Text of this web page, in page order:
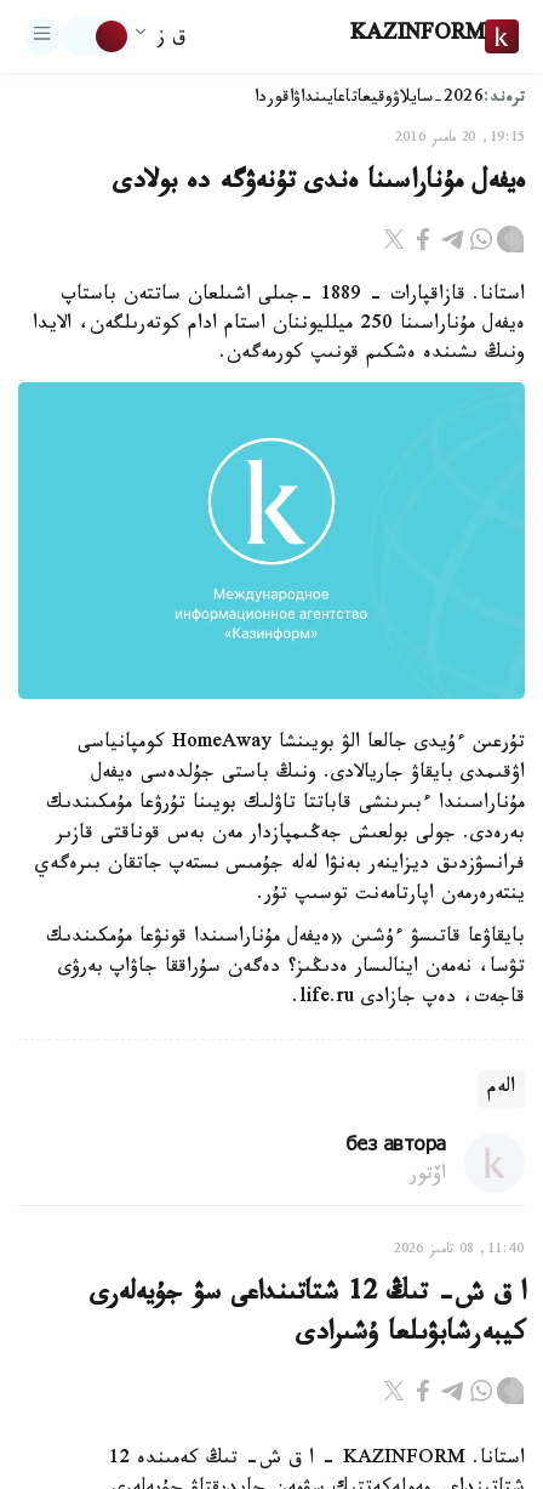
KAZINFORM ق ز
ترەند:2026-سايلاۋ وقيعاتاعايىنداۋاقوردا
19:15, 20 مامىر 2016
ەيفەل مۇناراسىنا ەندى تۇنەۋگە دە بولادى
استانا. قازاقپارات - 1889 -جىلى اشىلعان ساتتەن باستاپ
ەيفەل مۇناراسىنا 250 ميلليوننان استام ادام كوتەرىلگەن، الايدا
ونىڭ ىشىندە ەشكىم قونىپ كورمەگەن.
تۇرعىن ءۇيدى جالعا الۋ بويىنشا HomeAway كومپانياسى
اۋقىمدى بايقاۋ جاريالادى. ونىڭ باستى جۇلدەسى ەيفەل
مۇناراسىندا ءبىرىنشى قاباتتا تاۋلىك بويىنا تۇرۋعا مۇمكىندىك
بەرەدى. جولى بولعىش جەڭىمپازدار مەن بەس قوناقتى قازىر
فرانسۋزدىق ديزاينەر بەنۋا لەلە جۇمىس ىستەپ جاتقان بىرەگەي
ينتەرەرمەن اپارتامەنت توسىپ تۇر.
بايقاۋعا قاتىسۋ ءۇشىن «ەيفەل مۇناراسىندا قونۋعا مۇمكىندىك
تۋسا، نەمەن اينالىسار ەدىڭىز؟ دەگەن سۇراققا جاۋاپ بەرۋى
قاجەت، دەپ جازادى life.ru.
الەم
без автора
اۆتور
11:40, 08 تامىز 2026
ا ق ش- تىڭ 12 شتاتىنداعى سۋ جۇيەلەرى
كيبەرشابۋىلعا ۇشىرادى
استانا. KAZINFORM – ا ق ش- تىڭ كەمىندە 12